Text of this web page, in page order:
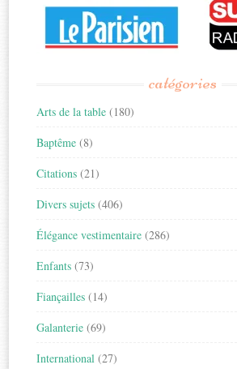
catégories
Arts de la table (180)
Baptême (8)
Citations (21)
Divers sujets (406)
Élégance vestimentaire (286)
Enfants (73)
Fiançailles (14)
Galanterie (69)
International (27)